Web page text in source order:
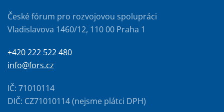
České fórum pro rozvojovou spolupráci
Vladislavova 1460/12, 110 00 Praha 1
+420 222 522 480
info@fors.cz
IČ: 71010114
DIČ: CZ71010114 (nejsme plátci DPH)